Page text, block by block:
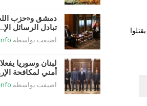
دمشق و«حزب
تبادل الرسائل
اضيفت بواسطة
لبنان وسوريا
أمني لمكافحة
اضيفت بواسطة